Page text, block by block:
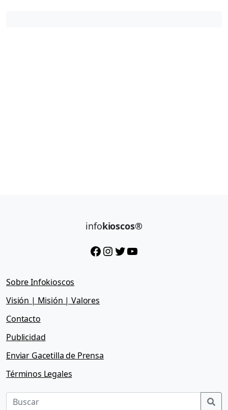
infokioscos®
Facebook InstagramTwitter YouTube
Sobre Infokioscos
Visión | Misión | Valores
Contacto
Publicidad
Enviar Gacetilla de Prensa
Términos Legales